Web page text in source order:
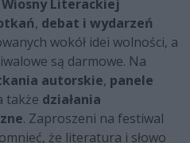
Literackiej
, debat i wydarzeń
wokół idei wolności, a
są darmowe. Na
autorskie, panele
także działania
. Zaproszeni na festiwal
że literatura i słowo